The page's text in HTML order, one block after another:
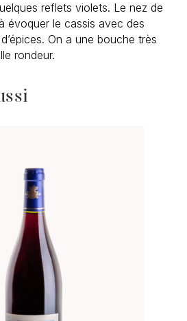
reflets violets. Le nez de
évoquer le cassis avec des
On a une bouche très
rondeur.